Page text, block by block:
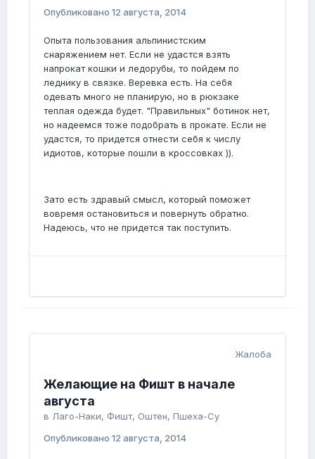
Опубликовано 12 августа, 2014
Опыта пользования альпинистским
снаряжением нет. Если не удастся взять
напрокат кошки и ледорубы, то пойдем по
леднику в связке. Веревка есть. На себя
одевать много не планирую, но в рюкзаке
теплая одежда будет. "Правильных" ботинок нет,
но надеемся тоже подобрать в прокате. Если не
удастся, то придется отнести себя к числу
идиотов, которые пошли в кроссовках )).
Зато есть здравый смысл, который поможет
вовремя остановиться и повернуть обратно.
Надеюсь, что не придется так поступить.
Жалоба
Желающие на Фишт в начале
августа
в Лаго-Наки, Фишт, Оштен, Пшеха-Су
Опубликовано 12 августа, 2014